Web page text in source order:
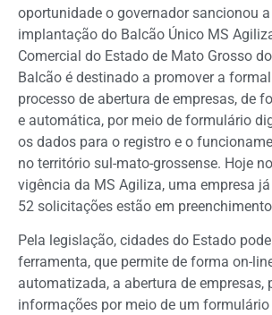
oportunidade o governador sancionou
implantação do Balcão Único MS
Comercial do Estado de Mato Grosso
Balcão é destinado a promover a
processo de abertura de empresas, de
e automática, por meio de formulário
os dados para o registro e o
no território sul-mato-grossense. Hoje
vigência da MS Agiliza, uma empresa
52 solicitações estão em
Pela legislação, cidades do Estado
ferramenta, que permite de forma on-
automatizada, a abertura de empresas,
informações por meio de um